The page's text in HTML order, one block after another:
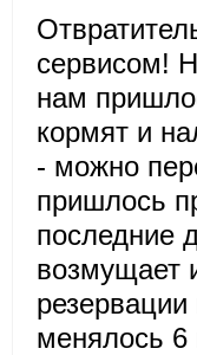
сервисом!
нам
кормят и
- можно
пришлось
последние
возмущает
менялось 6